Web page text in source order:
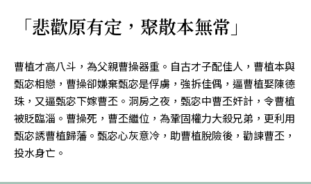
「悲歡原有定，聚散本無常」
曹植才高八斗，為父親曹操器重。自古才子配佳人，曹植本與
甄宓相戀，曹操卻嫌棄甄宓是俘虜，強拆佳偶，逼曹植娶陳德
珠，又逼甄宓下嫁曹丕。洞房之夜，甄宓中曹丕奸計，令曹植
被貶臨淄。曹操死，曹丕繼位，為鞏固權力大殺兄弟，更利用
甄宓誘曹植歸藩。甄宓心灰意冷，助曹植脫險後，勸諫曹丕，
投水身亡。